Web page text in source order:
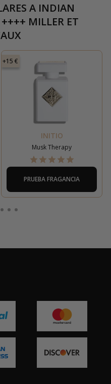
A INDIAN
MILLER ET
+15 €
INITIO
Musk Therapy
PRUEBA FRAGANCIA